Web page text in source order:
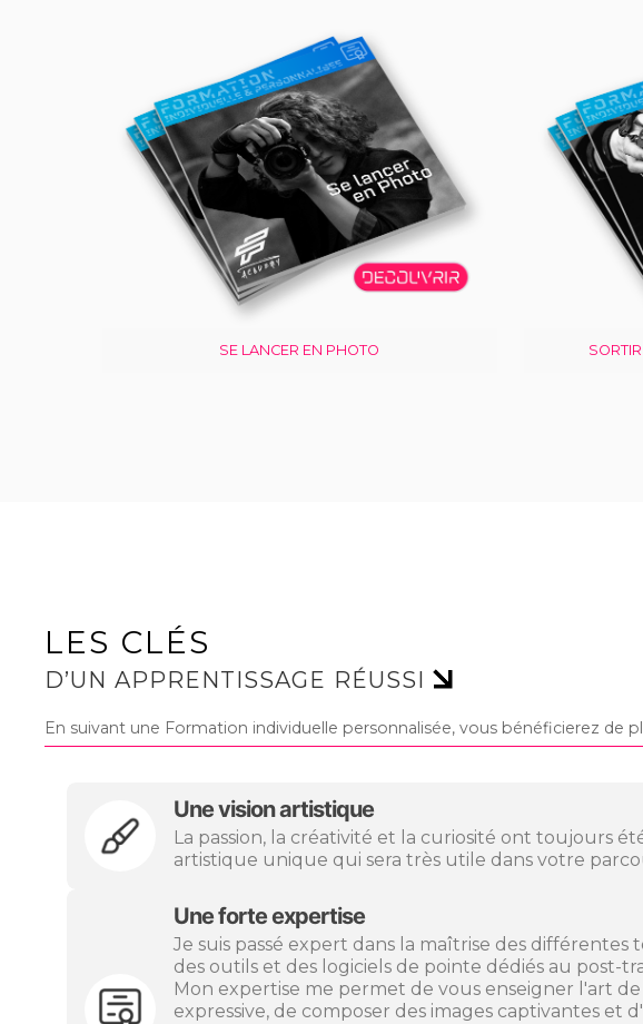
SE LANCER EN PHOTO
LES CLÉS
D’UN APPRENTISSAGE RÉUSSI
En suivant une Formation individuelle personnalisée, vous bénéficierez de
Une vision artistique
La passion, la créativité et la curiosité ont toujours
artistique unique qui sera très utile dans votre
Une forte expertise
Je suis passé expert dans la maîtrise des
des outils et des logiciels de pointe dédiés au post-
Mon expertise me permet de vous enseigner l'art
expressive, de composer des images captivantes et